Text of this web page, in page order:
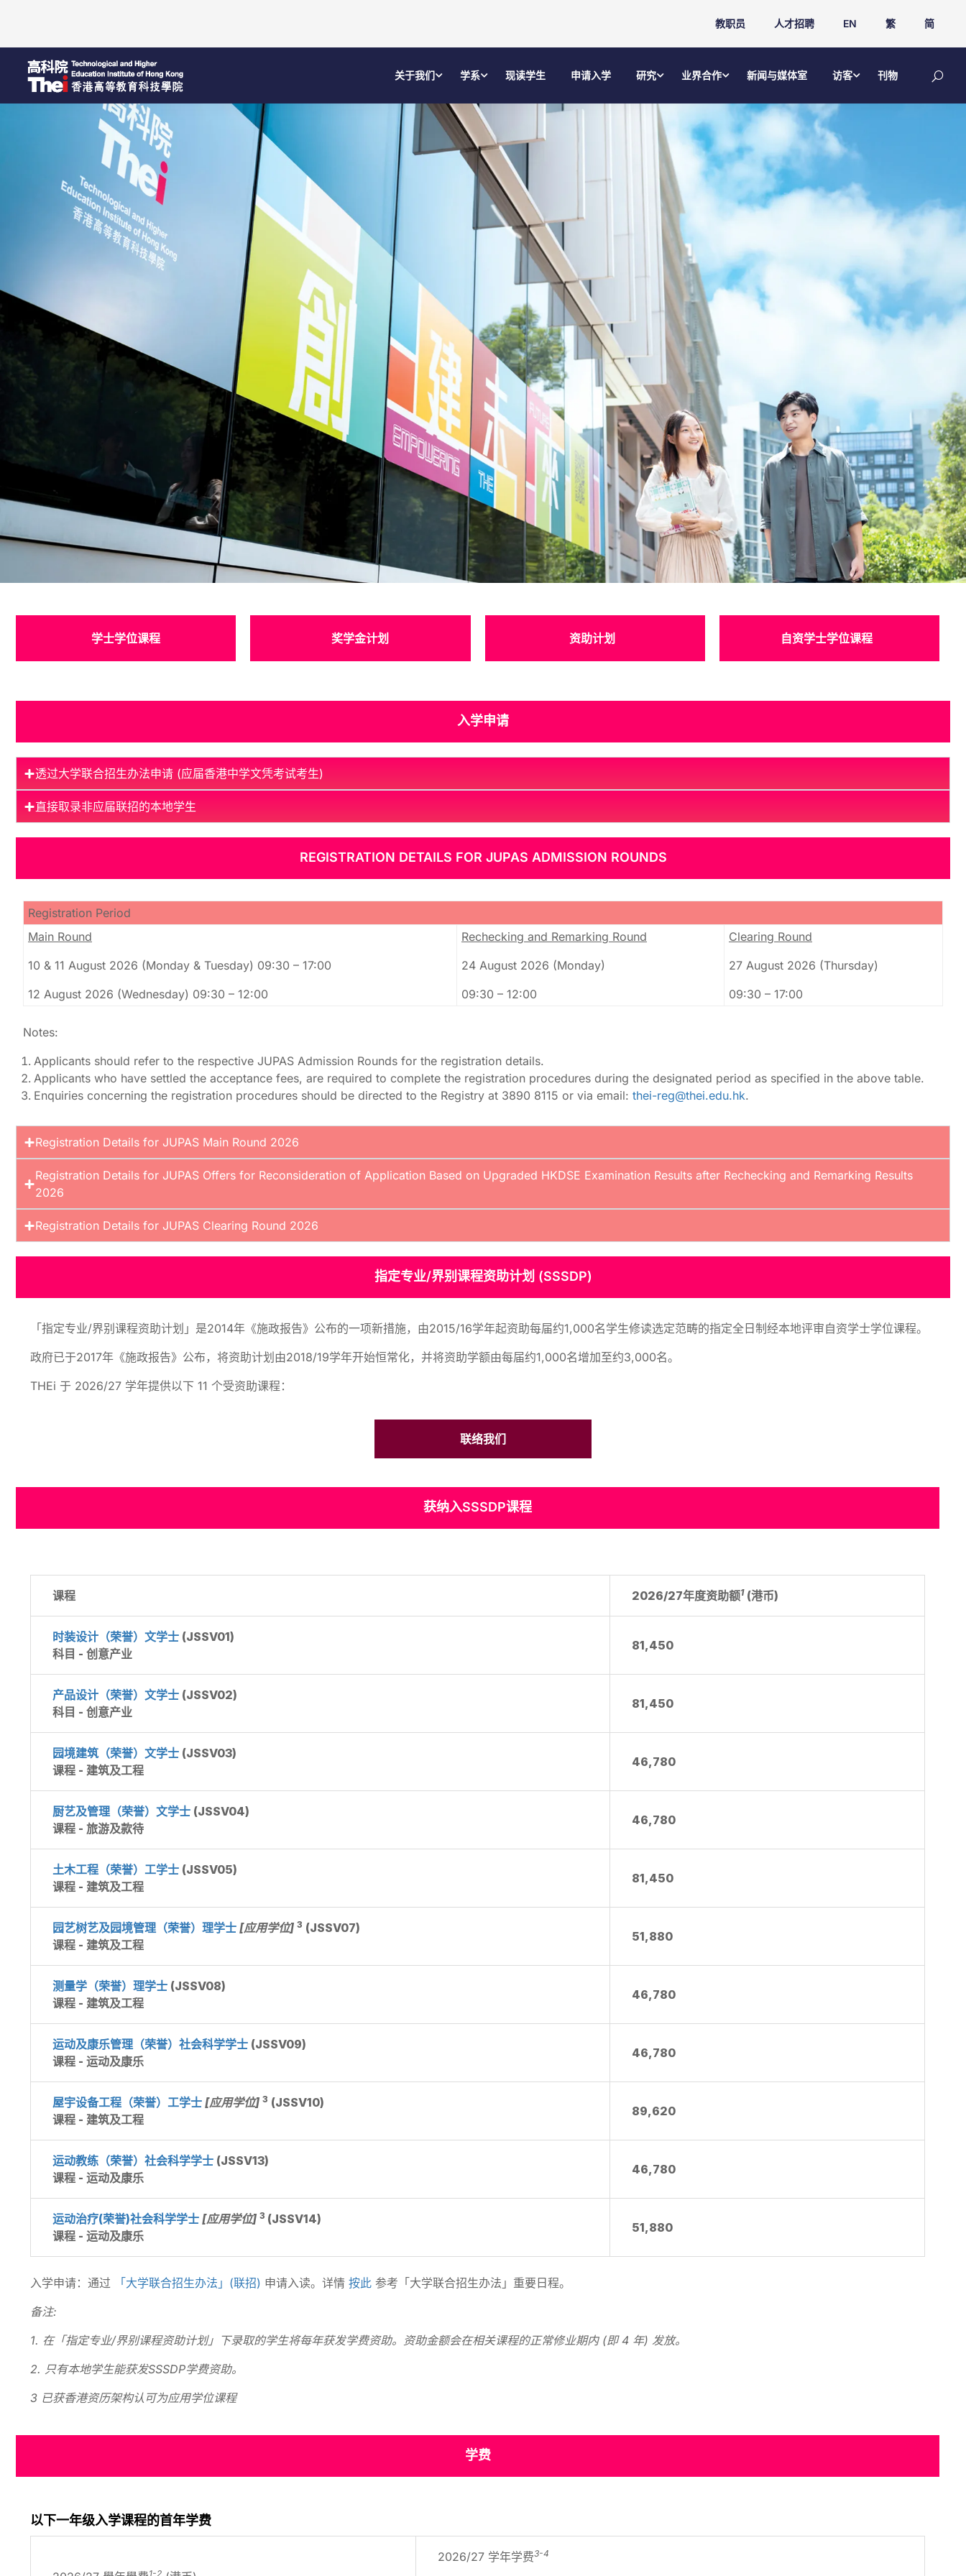
教职员 人才招聘 EN 繁 简
关于我们 学系 现读学生 申请入学 研究 业界合作 新闻与媒体室 访客 刊物
指定专业/界别课程资助计划 (SSSDP)学士
学位课程 (一年级入学)
学士学位课程 奖学金计划 资助计划 自资学士学位课程
入学申请
透过大学联合招生办法申请 (应届香港中学文凭考试考生)
直接取录非应届联招的本地学生
REGISTRATION DETAILS FOR JUPAS ADMISSION ROUNDS
Registration Period
Main Round
10 & 11 August 2026 (Monday & Tuesday) 09:30 – 17:00
12 August 2026 (Wednesday) 09:30 – 12:00
Rechecking and Remarking Round
24 August 2026 (Monday)
09:30 – 12:00
Clearing Round
27 August 2026 (Thursday)
09:30 – 17:00
Notes:
Applicants should refer to the respective JUPAS Admission Rounds for the registration details.
Applicants who have settled the acceptance fees, are required to complete the registration procedures during the designated period as specified in the above table.
Enquiries concerning the registration procedures should be directed to the Registry at 3890 8115 or via email: thei-reg@thei.edu.hk.
Registration Details for JUPAS Main Round 2026
Registration Details for JUPAS Offers for Reconsideration of Application Based on Upgraded HKDSE Examination Results after Rechecking and Remarking Results
2026
Registration Details for JUPAS Clearing Round 2026
指定专业/界别课程资助计划 (SSSDP)
「指定专业/界别课程资助计划」是2014年《施政报告》公布的一项新措施，由2015/16学年起资助每届约1,000名学生修读选定范畴的指定全日制经本地评审自资学士学位课程。
政府已于2017年《施政报告》公布，将资助计划由2018/19学年开始恒常化，并将资助学额由每届约1,000名增加至约3,000名。
THEi 于 2026/27 学年提供以下 11 个受资助课程：
联络我们
获纳入SSSDP课程
课程 2026/27年度资助额1 (港币)
时装设计（荣誉）文学士 (JSSV01)
科目 - 创意产业
81,450
产品设计（荣誉）文学士 (JSSV02)
科目 - 创意产业
81,450
园境建筑（荣誉）文学士 (JSSV03)
课程 - 建筑及工程
46,780
厨艺及管理（荣誉）文学士 (JSSV04)
课程 - 旅游及款待
46,780
土木工程（荣誉）工学士 (JSSV05)
课程 - 建筑及工程
81,450
园艺树艺及园境管理（荣誉）理学士 [应用学位] 3 (JSSV07)
课程 - 建筑及工程
51,880
测量学（荣誉）理学士 (JSSV08)
课程 - 建筑及工程
46,780
运动及康乐管理（荣誉）社会科学学士 (JSSV09)
课程 - 运动及康乐
46,780
屋宇设备工程（荣誉）工学士 [应用学位] 3 (JSSV10)
课程 - 建筑及工程
89,620
运动教练（荣誉）社会科学学士 (JSSV13)
课程 - 运动及康乐
46,780
运动治疗(荣誉)社会科学学士 [应用学位] 3 (JSSV14)
课程 - 运动及康乐
51,880
入学申请：通过 「大学联合招生办法」(联招) 申请入读。详情 按此 参考「大学联合招生办法」重要日程。
备注:
1. 在「指定专业/界别课程资助计划」下录取的学生将每年获发学费资助。资助金额会在相关课程的正常修业期内 (即 4 年) 发放。
2. 只有本地学生能获发SSSDP学费资助。
3 已获香港资历架构认可为应用学位课程
学费
以下一年级入学课程的首年学费
1-2
2026/27 学年学费3-4